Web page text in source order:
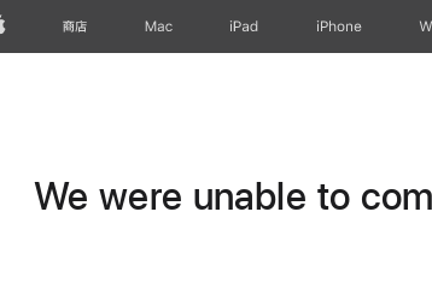
Apple 商店 Mac iPad iPhone
We were unable to